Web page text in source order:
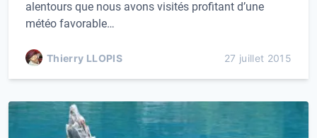
alentours que nous avons visités profitant d’une
météo favorable…
Thierry LLOPIS 27 juillet 2015